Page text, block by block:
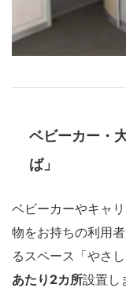
ベビーカー・
ば」
ベビーカーやキャ
物をお持ちの利用
るスペース「やさ
あたり2カ所設置し